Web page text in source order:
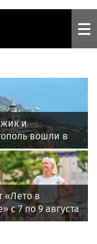
и
вошли в
летнего
в России с
«Лето в
с 7 по 9 августа
на